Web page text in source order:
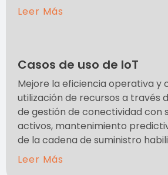
Leer Más
Casos de uso de IoT
Mejore la eficiencia operativa y
utilización de recursos a través
de gestión de conectividad con
activos, mantenimiento
de la cadena de suministro
Leer Más